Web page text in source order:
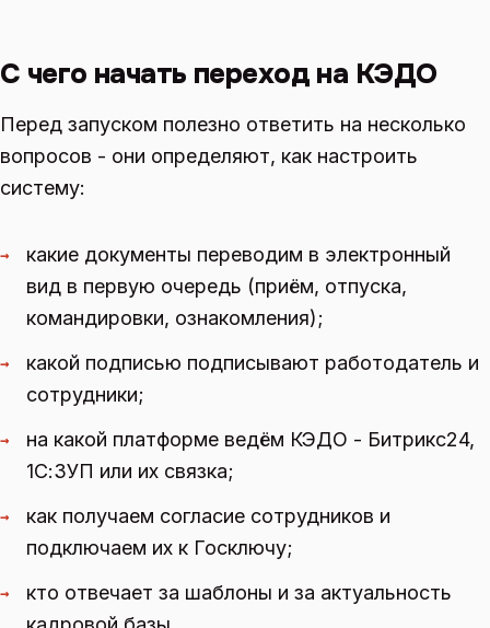
С чего начать переход на КЭДО
Перед запуском полезно ответить на несколько
вопросов - они определяют, как настроить
систему:
→
какие документы переводим в электронный
вид в первую очередь (приём, отпуска,
командировки, ознакомления);
→
какой подписью подписывают работодатель и
сотрудники;
→
на какой платформе ведём КЭДО - Битрикс24,
1С:ЗУП или их связка;
→
как получаем согласие сотрудников и
подключаем их к Госключу;
→
кто отвечает за шаблоны и за актуальность